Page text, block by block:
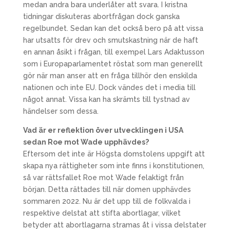
medan andra bara underlåter att svara. I kristna
tidningar diskuteras abortfrågan dock ganska
regelbundet. Sedan kan det också bero på att vissa
har utsatts för drev och smutskastning när de haft
en annan åsikt i frågan, till exempel Lars Adaktusson
som i Europaparlamentet röstat som man generellt
gör när man anser att en fråga tillhör den enskilda
nationen och inte EU. Dock vändes det i media till
något annat. Vissa kan ha skrämts till tystnad av
händelser som dessa.
Vad är er reflektion över utvecklingen i USA
sedan Roe mot Wade upphävdes?
Eftersom det inte är Högsta domstolens uppgift att
skapa nya rättigheter som inte finns i konstitutionen,
så var rättsfallet Roe mot Wade felaktigt från
början. Detta rättades till när domen upphävdes
sommaren 2022. Nu är det upp till de folkvalda i
respektive delstat att stifta abortlagar, vilket
betyder att abortlagarna stramas åt i vissa delstater